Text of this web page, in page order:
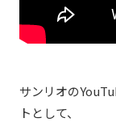
サンリオの
トとして、